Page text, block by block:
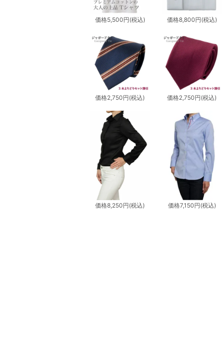
価格5,500円(税込) 価格8,800円(税込)
価格2,750円(税込) 価格2,750円(税込)
価格8,250円(税込) 価格7,150円(税込)